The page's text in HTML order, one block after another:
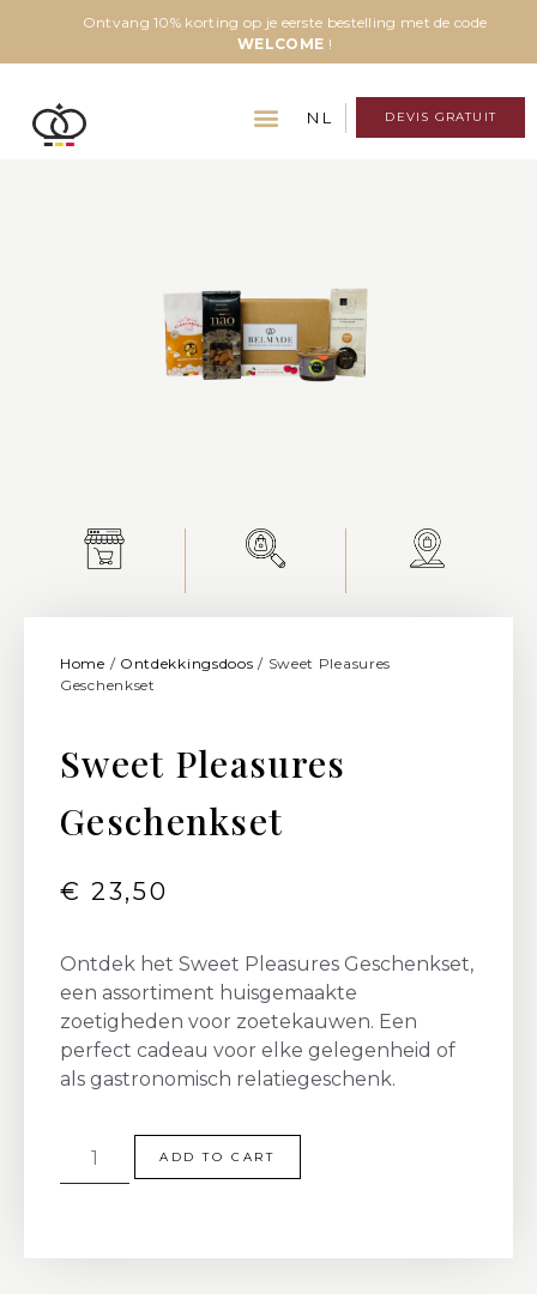
Ontvang 10% korting op je eerste bestelling met de code
WELCOME !
NL DEVIS GRATUIT
Home / Ontdekkingsdoos / Sweet Pleasures
Geschenkset
Sweet Pleasures
Geschenkset
€ 23,50
Ontdek het Sweet Pleasures Geschenkset,
een assortiment huisgemaakte
zoetigheden voor zoetekauwen. Een
perfect cadeau voor elke gelegenheid of
als gastronomisch relatiegeschenk.
ADD TO CART